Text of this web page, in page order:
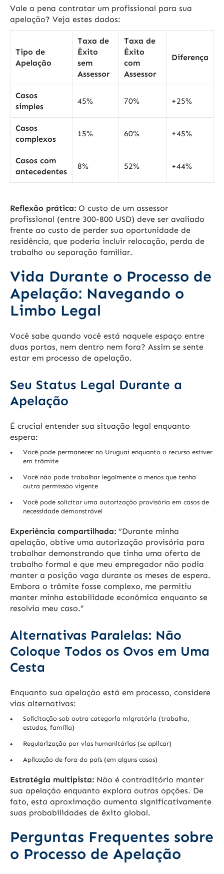
Vale a pena contratar um profissional para sua
apelação? Veja estes dados:
Tipo de
Apelação
Taxa de
Êxito
sem
Assessor
Taxa de
Êxito
com
Assessor
Diferença
Casos
simples
45% 70% +25%
Casos
complexos
15% 60% +45%
Casos com
antecedentes
8% 52% +44%
Reflexão prática: O custo de um assessor
profissional (entre 300-800 USD) deve ser avaliado
frente ao custo de perder sua oportunidade de
residência, que poderia incluir relocação, perda de
trabalho ou separação familiar.
Vida Durante o Processo de
Apelação: Navegando o
Limbo Legal
Você sabe quando você está naquele espaço entre
duas portas, nem dentro nem fora? Assim se sente
estar em processo de apelação.
Seu Status Legal Durante a
Apelação
É crucial entender sua situação legal enquanto
espera:
Você pode permanecer no Uruguai enquanto o recurso estiver
em trâmite
Você não pode trabalhar legalmente a menos que tenha
outra permissão vigente
Você pode solicitar uma autorização provisória em casos de
necessidade demonstrável
Experiência compartilhada: “Durante minha
apelação, obtive uma autorização provisória para
trabalhar demonstrando que tinha uma oferta de
trabalho formal e que meu empregador não podia
manter a posição vaga durante os meses de espera.
Embora o trâmite fosse complexo, me permitiu
manter minha estabilidade econômica enquanto se
resolvia meu caso.”
Alternativas Paralelas: Não
Coloque Todos os Ovos em Uma
Cesta
Enquanto sua apelação está em processo, considere
vias alternativas:
Solicitação sob outra categoria migratória (trabalho,
estudos, família)
Regularização por vias humanitárias (se aplicar)
Aplicação de fora do país (em alguns casos)
Estratégia multipista: Não é contraditório manter
sua apelação enquanto explora outras opções. De
fato, esta aproximação aumenta significativamente
suas probabilidades de êxito global.
Perguntas Frequentes sobre
o Processo de Apelação